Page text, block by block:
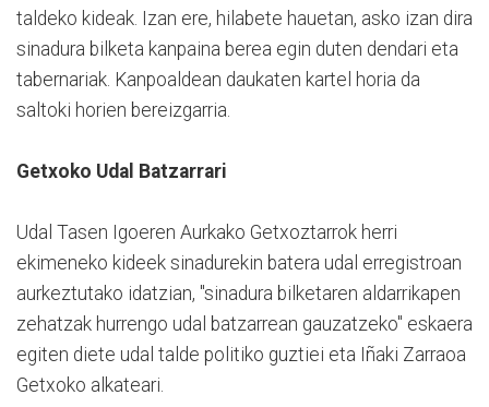
taldeko kideak. Izan ere, hilabete hauetan, asko izan dira
sinadura bilketa kanpaina berea egin duten dendari eta
tabernariak. Kanpoaldean daukaten kartel horia da
saltoki horien bereizgarria.
Getxoko Udal Batzarrari
Udal Tasen Igoeren Aurkako Getxoztarrok herri
ekimeneko kideek sinadurekin batera udal erregistroan
aurkeztutako idatzian, "sinadura bilketaren aldarrikapen
zehatzak hurrengo udal batzarrean gauzatzeko" eskaera
egiten diete udal talde politiko guztiei eta Iñaki Zarraoa
Getxoko alkateari.